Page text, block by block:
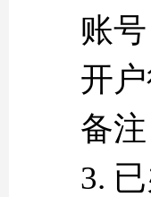
账
开
备
3.